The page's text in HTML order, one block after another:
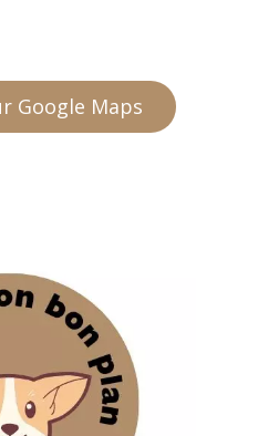
Google Maps